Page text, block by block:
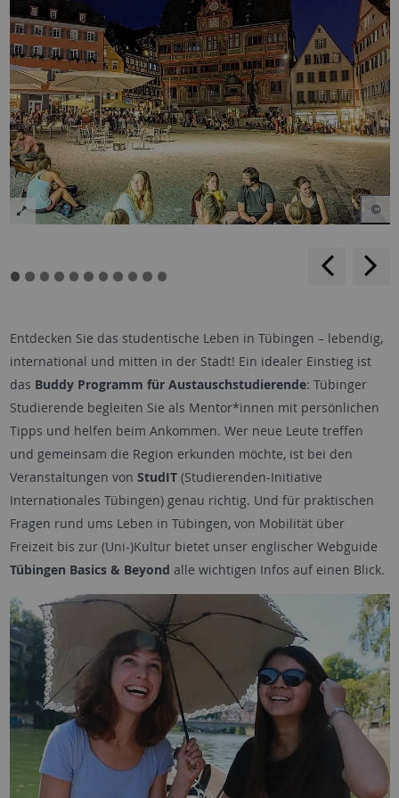
Entdecken Sie das studentische Leben in Tübingen – lebendig,
international und mitten in der Stadt! Ein idealer Einstieg ist
das Buddy Programm für Austauschstudierende: Tübinger
Studierende begleiten Sie als Mentor*innen mit persönlichen
Tipps und helfen beim Ankommen. Wer neue Leute treffen
und gemeinsam die Region erkunden möchte, ist bei den
Veranstaltungen von StudIT (Studierenden-Initiative
Internationales Tübingen) genau richtig. Und für praktischen
Fragen rund ums Leben in Tübingen, von Mobilität über
Freizeit bis zur (Uni-)Kultur bietet unser englischer Webguide
Tübingen Basics & Beyond alle wichtigen Infos auf einen Blick.